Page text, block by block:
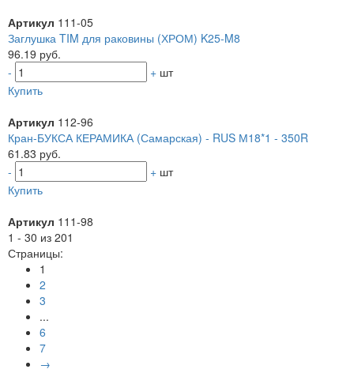
Артикул 111-05
Заглушка TIM для раковины (ХРОМ) K25-M8
96.19 руб.
-
+ шт
Купить
Артикул 112-96
Кран-БУКСА КЕРАМИКА (Самарская) - RUS М18*1 - 350R
61.83 руб.
-
+ шт
Купить
Артикул 111-98
1 - 30 из 201
Страницы:
1
2
3
...
6
7
→